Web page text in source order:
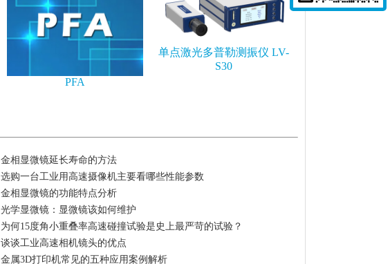
PFA
单点激光多普勒测振仪 LV-
S30
金相显微镜延长寿命的方法
选购一台工业用高速摄像机主要看哪些性能参数
金相显微镜的功能特点分析
光学显微镜：显微镜该如何维护
为何15度角小重叠率高速碰撞试验是史上最严苛的试验？
谈谈工业高速相机镜头的优点
金属3D打印机常见的五种应用案例解析